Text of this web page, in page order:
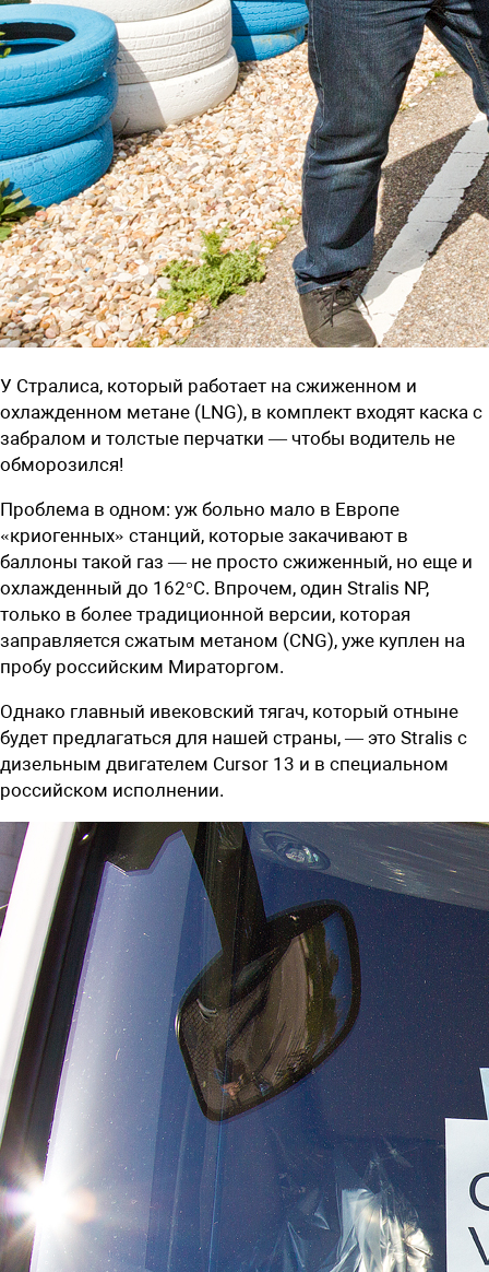
У Cтралиса, который работает на сжиженном и
охлажденном метане (LNG), в комплект входят каска с
забралом и толстые перчатки — чтобы водитель не
обморозился!
Проблема в одном: уж больно мало в Европе
«криогенных» станций, которые закачивают в
баллоны такой газ — не просто сжиженный, но еще и
охлажденный до 162°С. Впрочем, один Stralis NP,
только в более традиционной версии, которая
заправляется сжатым метаном (CNG), уже куплен на
пробу российским Мираторгом.
Однако главный ивековский тягач, который отныне
будет предлагаться для нашей страны, — это Stralis с
дизельным двигателем Cursor 13 и в специальном
российском исполнении.